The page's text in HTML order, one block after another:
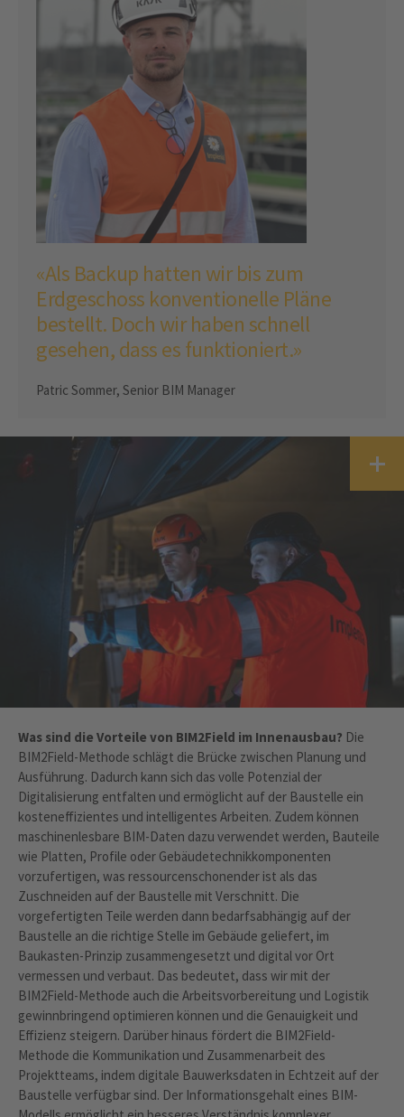
«Als Backup hatten wir bis zum
Erdgeschoss konventionelle Pläne
bestellt. Doch wir haben schnell
gesehen, dass es funktioniert.»
Patric Sommer, Senior BIM Manager
Was sind die Vorteile von BIM2Field im Innenausbau? Die
BIM2Field-Methode schlägt die Brücke zwischen Planung und
Ausführung. Dadurch kann sich das volle Potenzial der
Digitalisierung entfalten und ermöglicht auf der Baustelle ein
kosteneffizientes und intelligentes Arbeiten. Zudem können
maschinenlesbare BIM-Daten dazu verwendet werden, Bauteile
wie Platten, Profile oder Gebäudetechnikkomponenten
vorzufertigen, was ressourcenschonender ist als das
Zuschneiden auf der Baustelle mit Verschnitt. Die
vorgefertigten Teile werden dann bedarfsabhängig auf der
Baustelle an die richtige Stelle im Gebäude geliefert, im
Baukasten-Prinzip zusammengesetzt und digital vor Ort
vermessen und verbaut. Das bedeutet, dass wir mit der
BIM2Field-Methode auch die Arbeitsvorbereitung und Logistik
gewinnbringend optimieren können und die Genauigkeit und
Effizienz steigern. Darüber hinaus fördert die BIM2Field-
Methode die Kommunikation und Zusammenarbeit des
Projektteams, indem digitale Bauwerksdaten in Echtzeit auf der
Baustelle verfügbar sind. Der Informationsgehalt eines BIM-